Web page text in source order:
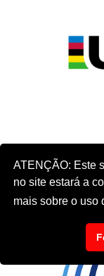
ATENÇÃO: Este
no site estará a
mais sobre o uso